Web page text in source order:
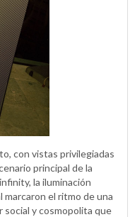
con vistas privilegiadas
principal de la
la iluminación
marcaron el ritmo de una
social y cosmopolita que